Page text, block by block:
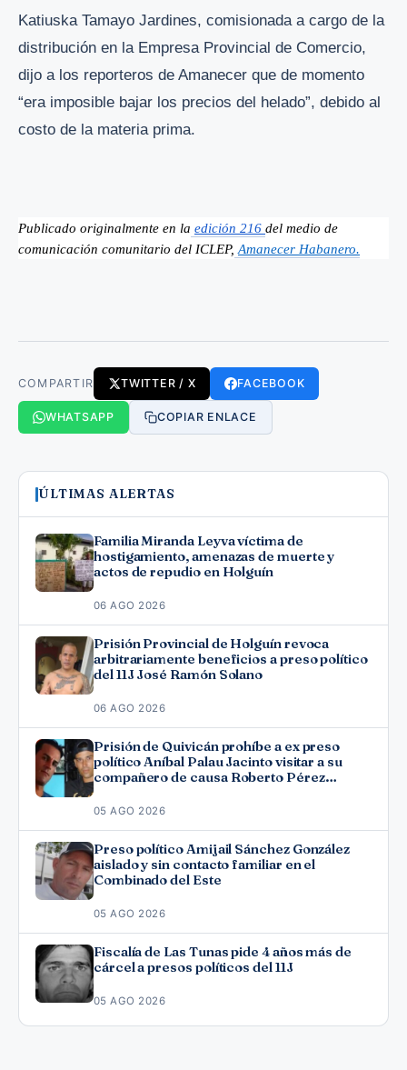
Katiuska Tamayo Jardines, comisionada a cargo de la
distribución en la Empresa Provincial de Comercio,
dijo a los reporteros de Amanecer que de momento
“era imposible bajar los precios del helado”, debido al
costo de la materia prima.
Publicado originalmente en la edición 216 del medio de
comunicación comunitario del ICLEP, Amanecer Habanero.
COMPARTIR TWITTER / X FACEBOOK
WHATSAPP COPIAR ENLACE
ÚLTIMAS ALERTAS
Familia Miranda Leyva víctima de
hostigamiento, amenazas de muerte y
actos de repudio en Holguín
06 AGO 2026
Prisión Provincial de Holguín revoca
arbitrariamente beneficios a preso político
del 11J José Ramón Solano
06 AGO 2026
Prisión de Quivicán prohíbe a ex preso
político Aníbal Palau Jacinto visitar a su
compañero de causa Roberto Pérez
05 AGO 2026
Preso político Amijail Sánchez González
aislado y sin contacto familiar en el
Combinado del Este
05 AGO 2026
Fiscalía de Las Tunas pide 4 años más de
cárcel a presos políticos del 11J
05 AGO 2026